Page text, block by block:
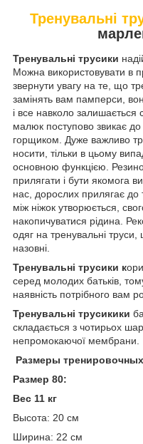
Тренувальні
Тренувальні трусики
Можна використовувати в
звернути увагу на те, що
замінять вам памперси,
і все навколо
малюк поступово звикає до
горщиком. Дуже важливо
носити, тільки в цьому
основною функцією.
прилягати і бути якомога
нас, дорослих прилягає до
між ніжок утворюється,
накопичуватися рідина.
одяг на тренувальні
назовні.
Тренувальні трусики к
серед молодих батьків,
наявність потрібного вам
Тренувальні трусикики
складається з чотирьох
непромокаючої мембрани.
Размеры
Размер 80:
Вес 11 кг
Высота: 20 см
Ширина: 22 см